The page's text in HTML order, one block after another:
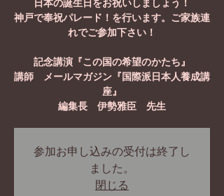
日本の誕生日をお祝いしましょう！
神戸で奉祝パレード！を行います。ご家族連
れでご参加下さい！
記念講演『この国の希望のかたち』
講師 メールマガジン『国際派日本人養成講
座』
編集長 伊勢雅臣 先生
参加お申し込みの受付は終了し
ました。
閉じる